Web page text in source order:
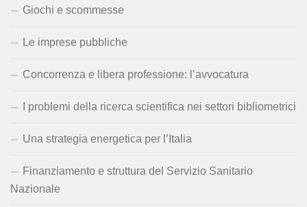
Giochi e scommesse
Le imprese pubbliche
Concorrenza e libera professione: l’avvocatura
I problemi della ricerca scientifica nei settori bibliometrici
Una strategia energetica per l’Italia
Finanziamento e struttura del Servizio Sanitario
Nazionale